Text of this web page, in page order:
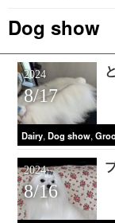
Dog show
2024
8/17
Dairy,Dog show,
2024
8/16